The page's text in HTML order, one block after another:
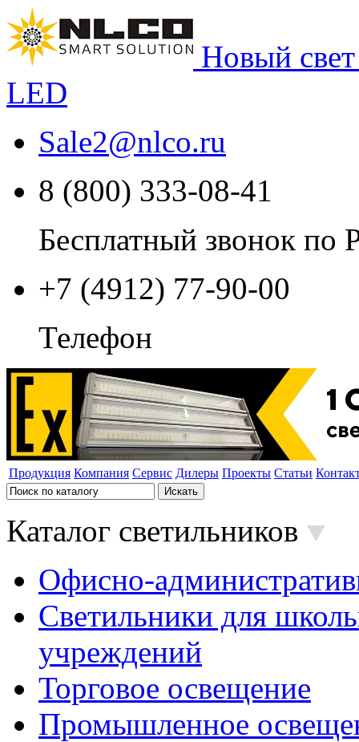
Новый
LED
Sale2@nlco.ru
8 (800) 333-08-41
Бесплатный звонок по
+7 (4912) 77-90-00
Телефон
Продукция Компания Сервис Дилеры Проекты Статьи
Каталог светильников
Офисно-
Светильники для
учреждений
Торговое освещение
Промышленное